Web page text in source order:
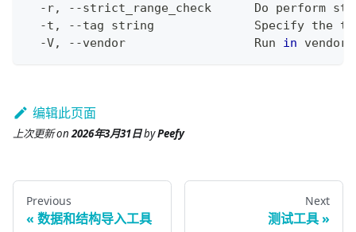
-r, --strict_range_check      Do perform
-t, --tag string              Specify the
  -V, --vendor                  Run
in vendor
编辑此页面
上次更新on2026年3月31日byPeefy
Previous
数据和结构导入工具
Next
测试工具